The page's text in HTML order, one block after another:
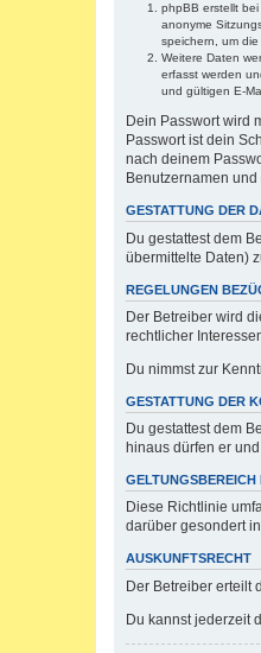
phpBB erstellt
anonyme
speichern, um
Weitere Daten
erfasst werden
und gültigen E-
Dein Passwort wird
Passwort ist dein
nach deinem
Benutzernamen
GESTATTUNG DER
Du gestattest dem
übermittelte Daten)
REGELUNGEN
Der Betreiber wird
rechtlicher
Du nimmst zur
GESTATTUNG DER
Du gestattest dem
hinaus dürfen er
GELTUNGSBEREICH
Diese Richtlinie
darüber gesondert
AUSKUNFTSRECHT
Der Betreiber erteilt
Du kannst jederzeit